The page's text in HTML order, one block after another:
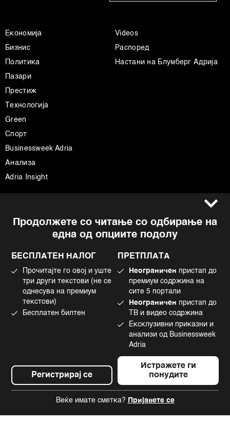
Продолжете со читање со одбирање на
една од опциите подолу
БЕСПЛАТЕН НАЛОГ
Прочитајте го овој и уште
три други текстови (не се
однесува на премиум
текстови)
Бесплатен билтен
Регистрирај се
ПРЕТПЛАТА
Неограничен пристап до
премиум содржина на
сите 5 портали
Неограничен пристап до
ТВ и видео содржина
Ексклузивни приказни и
анализи од Businessweek
Adria
Истражете ги
понудите
Веќе имате сметка? Пријавете се
Економија
Бизнис
Политика
Пазари
Престиж
Технологија
Green
Спорт
Businessweek Adria
Анализа
Adria Insight
Videos
Распоред
Настани на Блумберг Адрија
Импресум
Политика на приватност
Употреба на вештачка интелигенција
Facebook
Instagram
Tiktok
©2022 - 2026 Bloomberg L.P. All Rights Reserved. BLOOMBERG and the
BLOOMBERG logo are registered trademarks and service marks of
Bloomberg Finance L.P. or its subsidiaries, displayed with permission
Bloomberg Adria is a Mtel Swiss SA Property
News CMS by Cubes